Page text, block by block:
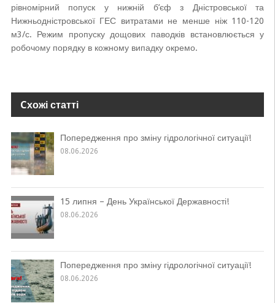
рівномірний попуск у нижній б’єф з Дністровської та
Нижньодністровської ГЕС витратами не менше ніж 110-120
м3/с. Режим пропуску дощових паводків встановлюється у
робочому порядку в кожному випадку окремо.
Cхожі статті
Попередження про зміну гідрологічної ситуації!
08.06.2026
15 липня – День Української Державності!
08.06.2026
Попередження про зміну гідрологічної ситуації!
08.06.2026